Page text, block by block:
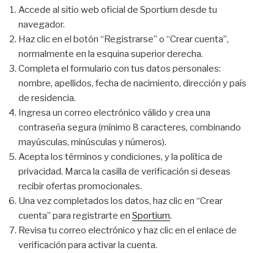
Accede al sitio web oficial de Sportium desde tu
navegador.
Haz clic en el botón “Registrarse” o “Crear cuenta”,
normalmente en la esquina superior derecha.
Completa el formulario con tus datos personales:
nombre, apellidos, fecha de nacimiento, dirección y país
de residencia.
Ingresa un correo electrónico válido y crea una
contraseña segura (mínimo 8 caracteres, combinando
mayúsculas, minúsculas y números).
Acepta los términos y condiciones, y la política de
privacidad. Marca la casilla de verificación si deseas
recibir ofertas promocionales.
Una vez completados los datos, haz clic en “Crear
cuenta” para registrarte en Sportium.
Revisa tu correo electrónico y haz clic en el enlace de
verificación para activar la cuenta.